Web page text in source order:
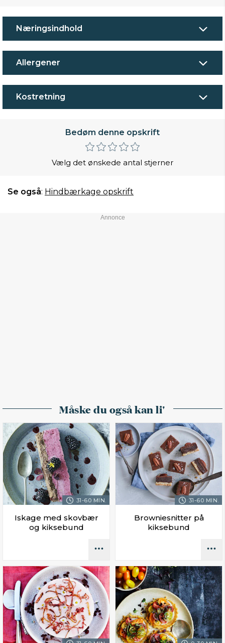
Næringsindhold
Allergener
Kostretning
Bedøm denne opskrift
Vælg det ønskede antal stjerner
Se også: Hindbærkage opskrift
Måske du også kan li'
31-60 MIN.
Iskage med skovbær
og kiksebund
31-60 MIN.
Browniesnitter på
kiksebund